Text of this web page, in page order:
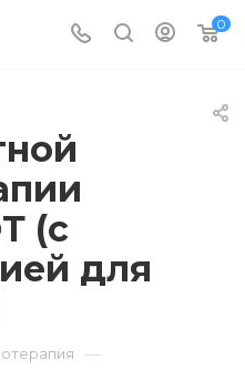
0
(с
для
—